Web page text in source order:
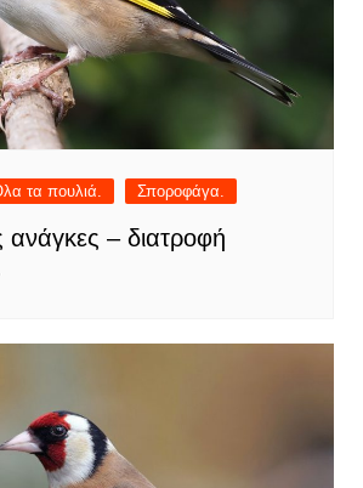
τα πουλιά. Σποροφάγα.
ανάγκες – διατροφή